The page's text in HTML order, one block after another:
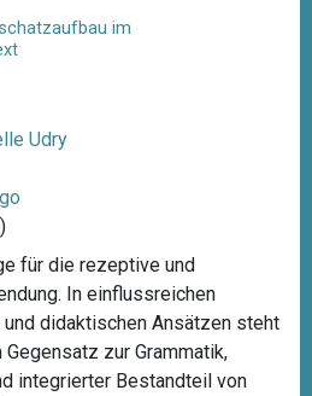
im
Udry
für die rezeptive und
In einflussreichen
didaktischen Ansätzen steht
zur Grammatik,
integrierter Bestandteil von